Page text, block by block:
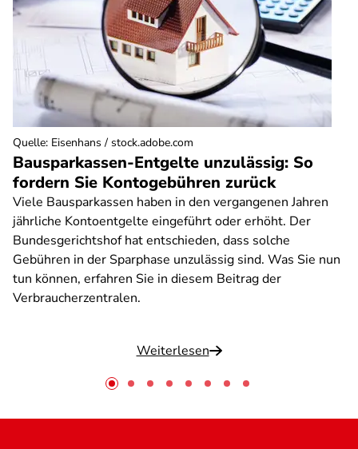
Bausparkassen-Entgelte unzulässig: So
fordern Sie Kontogebühren zurück
Viele Bausparkassen haben in den vergangenen Jahren
jährliche Kontoentgelte eingeführt oder erhöht. Der
Bundesgerichtshof hat entschieden, dass solche
Gebühren in der Sparphase unzulässig sind. Was Sie nun
tun können, erfahren Sie in diesem Beitrag der
Verbraucherzentralen.
Weiterlesen
Quelle: Eisenhans / stock.adobe.com